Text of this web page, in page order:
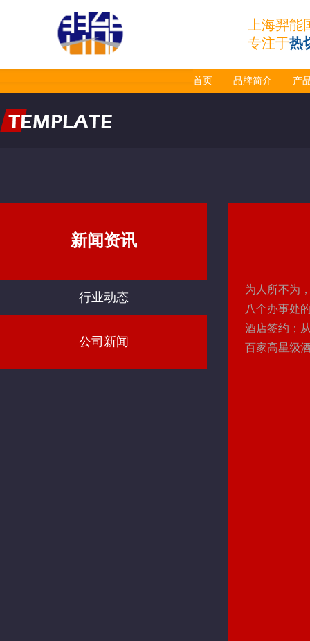
上海羿
专注于热
首页 品牌简介 产
新闻资讯
行业动态
公司新闻
为人所不为
八个办事处
酒店签约；
百家高星级